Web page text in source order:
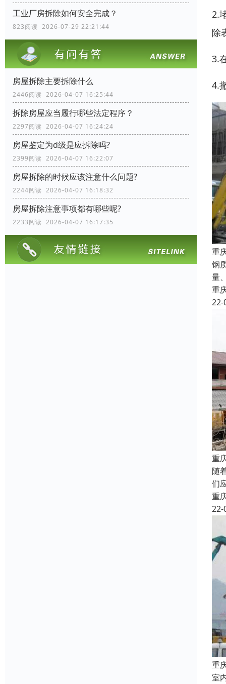
工业厂房拆除如何安全完成？
823阅读 2026-07-29 22:21:44
房屋拆除主要拆除什么
2446阅读 2026-04-07 16:25:44
拆除房屋应当履行哪些法定程序？
2297阅读 2026-04-07 16:24:24
房屋鉴定为d级是应拆除吗?
2399阅读 2026-04-07 16:22:07
房屋拆除的时候应该注意什么问题?
2244阅读 2026-04-07 16:18:32
房屋拆除注意事项都有哪些呢?
2233阅读 2026-04-07 16:17:35
2.
除
3.
4.
重
钢
量
重
22-
重
随
们
重
22-
重
室